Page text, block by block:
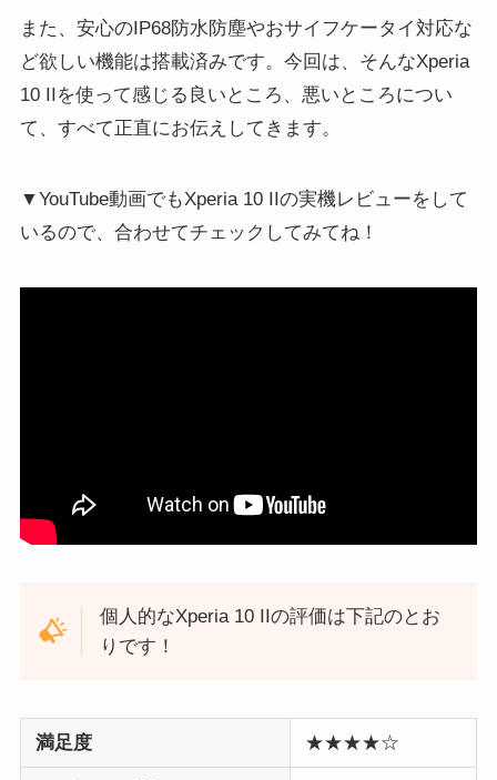
また、安心のIP68防水防塵やおサイフケータイ対応な
ど欲しい機能は搭載済みです。今回は、そんなXperia
10 IIを使って感じる良いところ、悪いところについ
て、すべて正直にお伝えしてきます。
▼YouTube動画でもXperia 10 IIの実機レビューをして
いるので、合わせてチェックしてみてね！
個人的なXperia 10 IIの評価は下記のとお
りです！
満足度 ★★★★☆